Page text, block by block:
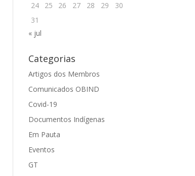
24
25 26 27 28 29
30
31
« jul
Categorias
Artigos dos Membros
Comunicados OBIND
Covid-19
Documentos Indígenas
Em Pauta
Eventos
GT